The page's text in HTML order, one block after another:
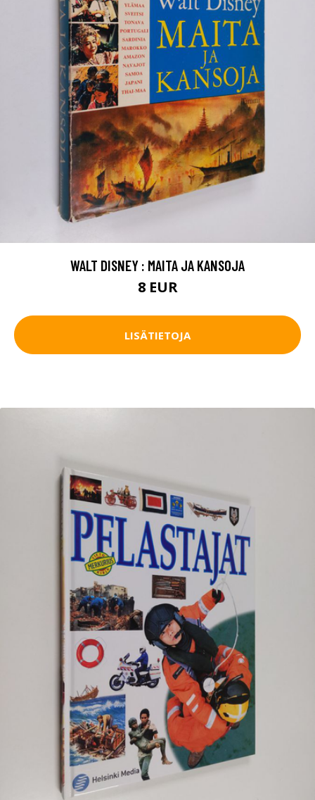
WALT DISNEY : MAITA JA KANSOJA
8 EUR
LISÄTIETOJA